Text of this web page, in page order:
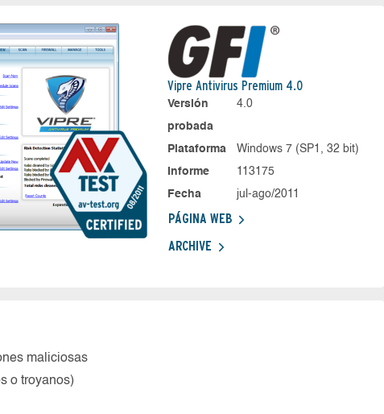
Vipre Antivirus Premium 4.0
Versión
probada
4.0
Plataforma
Windows 7 (SP1, 32 bit)
Informe
113175
Fecha
jul-ago/2011
PÁGINA WEB
ARCHIVE
maliciosas
o troyanos)